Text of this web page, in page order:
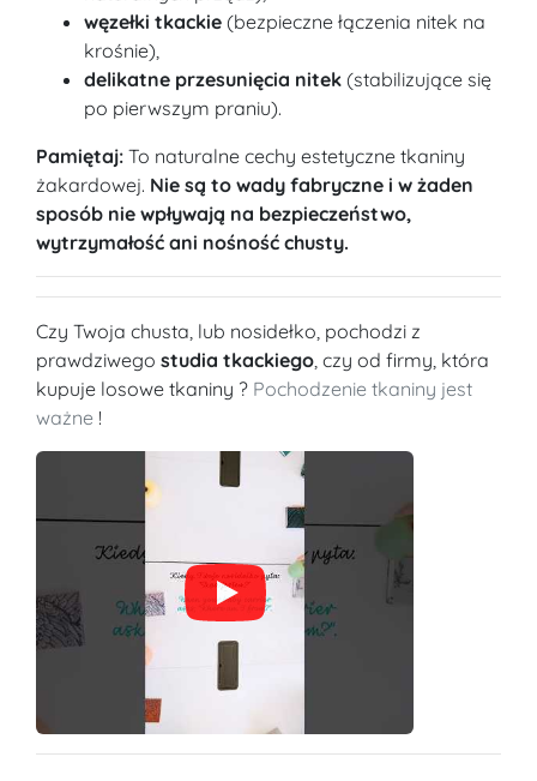
węzełki tkackie (bezpieczne łączenia nitek na
krośnie),
delikatne przesunięcia nitek (stabilizujące się
po pierwszym praniu).
Pamiętaj: To naturalne cechy estetyczne tkaniny
żakardowej. Nie są to wady fabryczne i w żaden
sposób nie wpływają na bezpieczeństwo,
wytrzymałość ani nośność chusty.
Czy Twoja chusta, lub nosidełko, pochodzi z
prawdziwego studia tkackiego, czy od firmy, która
kupuje losowe tkaniny ? Pochodzenie tkaniny jest
ważne !